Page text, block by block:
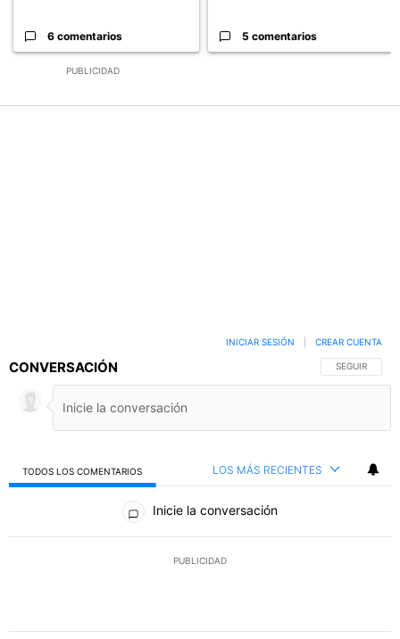
PUBLICIDAD
6 comentarios 5 comentarios
CONVERSACIÓN SIGA ESTA
SEGUIR
INICIAR SESIÓN CREAR CUENTA
TODOS LOS COMENTARIOS LOS MÁS RECIENTES
Todos los comentarios
Inicie la conversación
PUBLICIDAD